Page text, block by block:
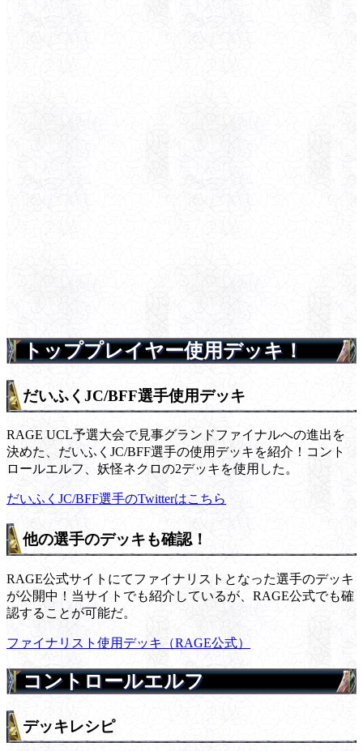
トッププレイヤー使用デッキ！
だいふくJC/BFF選手使用デッキ
RAGE UCL予選大会で見事グランドファイナルへの進出を
決めた、だいふくJC/BFF選手の使用デッキを紹介！コント
ロールエルフ、妖怪ネクロの2デッキを使用した。
だいふくJC/BFF選手のTwitterはこちら
他の選手のデッキも確認！
RAGE公式サイトにてファイナリストとなった選手のデッキ
が公開中！当サイトでも紹介しているが、RAGE公式でも確
認することが可能だ。
ファイナリスト使用デッキ（RAGE公式）
コントロールエルフ
デッキレシピ